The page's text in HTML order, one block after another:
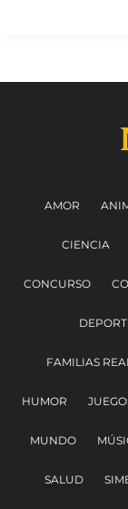
AMOR
CIENCIA
CONCURSO
FAMILIAS
HUMOR
MUNDO
SALUD